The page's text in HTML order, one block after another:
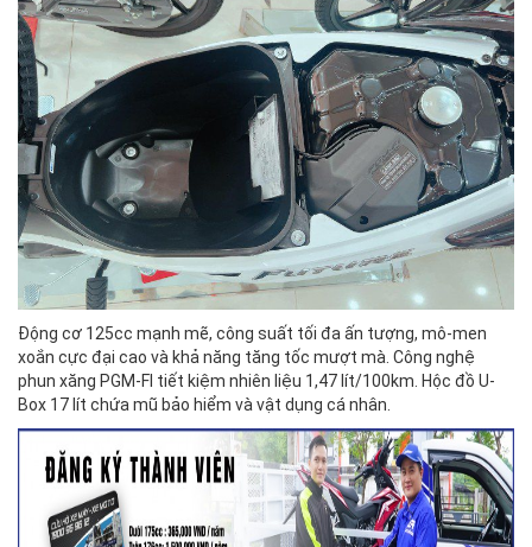
Động cơ 125cc mạnh mẽ, công suất tối đa ấn tượng, mô-men
xoắn cực đại cao và khả năng tăng tốc mượt mà. Công nghệ
phun xăng PGM-FI tiết kiệm nhiên liệu 1,47 lít/100km. Hộc đồ U-
Box 17 lít chứa mũ bảo hiểm và vật dụng cá nhân.